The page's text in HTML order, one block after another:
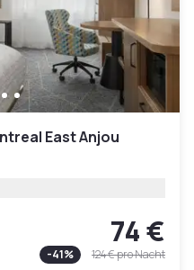
East Anjou
74 €
-41% 124 €pro Nacht